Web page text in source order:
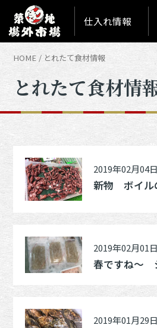
仕入れ情報
HOME とれたて食材情報
とれたて食材情
2019年02月04
新物 ボイル
2019年02月01
春ですね～
2019年01月29